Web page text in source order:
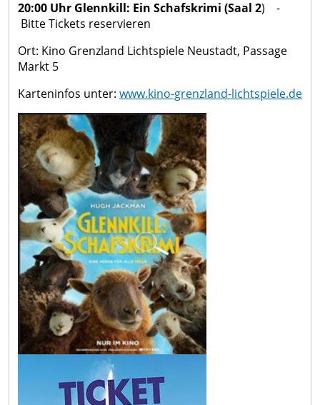
20:00 Uhr Glennkill: Ein Schafskrimi (Saal 2) -
Bitte Tickets reservieren
Ort: Kino Grenzland Lichtspiele Neustadt, Passage
Markt 5
Karteninfos unter: www.kino-grenzland-lichtspiele.de